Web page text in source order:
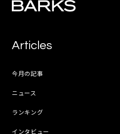
Articles
今月の記事
ニュース
ランキング
インタビュー